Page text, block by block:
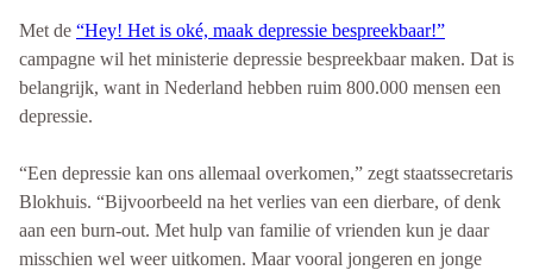
Met de “Hey! Het is oké, maak depressie bespreekbaar!”
campagne wil het ministerie depressie bespreekbaar maken. Dat is
belangrijk, want in Nederland hebben ruim 800.000 mensen een
depressie.
“Een depressie kan ons allemaal overkomen,” zegt staatssecretaris
Blokhuis. “Bijvoorbeeld na het verlies van een dierbare, of denk
aan een burn-out. Met hulp van familie of vrienden kun je daar
misschien wel weer uitkomen. Maar vooral jongeren en jonge